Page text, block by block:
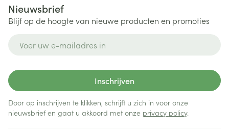
Nieuwsbrief
Blijf op de hoogte van nieuwe producten en promoties
Inschrijven
Door op inschrijven te klikken, schrijft u zich in voor onze
nieuwsbrief en gaat u akkoord met onze privacy policy.